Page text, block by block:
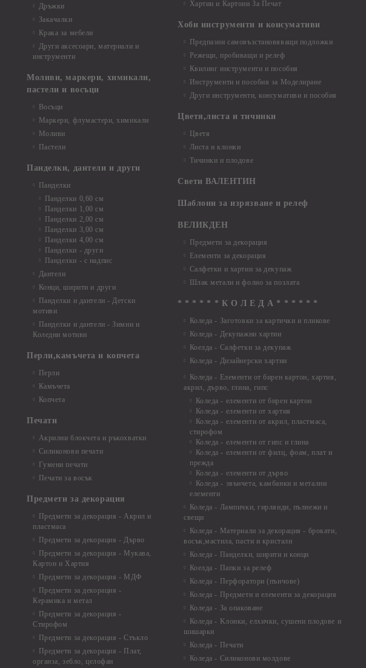
Дръжки
Закачалки
Крака за мебели
Други аксесоари, материали и
инструменти
Моливи, маркери, химикали,
пастели и восъци
Восъци
Маркери, флумастери, химикали
Моливи
Пастели
Панделки, дантели и други
Панделки
Панделки 0,60 см
Панделки 1,00 см
Панделки 2,00 см
Панделки 3,00 см
Панделки 4,00 см
Панделки - други
Панделки - с надпис
Дантели
Конци, ширити и други
Панделки и дантели - Детски
мотиви
Панделки и дантели - Зимни и
Коледни мотиви
Перли,камъчета и копчета
Перли
Камъчета
Копчета
Печати
Акрилни блокчета и ръкохватки
Силиконови печати
Гумени печати
Печати за восък
Предмети за декорация
Предмети за декорация - Акрил и
пластмаса
Предмети за декорация - Дърво
Предмети за декорация - Мукава,
Картон и Хартия
Предмети за декорация - МДФ
Предмети за декорация -
Керамика и метал
Предмети за декорация -
Стирофом
Предмети за декорация - Стъкло
Предмети за декорация - Плат,
органза, зебло, целофан
Хартии и Картони За Печат
Хоби инструменти и консумативи
Предпазни самовъзстановяващи подложки
Режещи, пробиващи и релеф
Квилинг инструменти и пособия
Инструменти и пособия за Моделиране
Други инструменти, консумативи и пособия
Цветя,листа и тичинки
Цветя
Листа и клонки
Тичинки и плодове
Свети ВАЛЕНТИН
Шаблони за изрязване и релеф
ВЕЛИКДЕН
Предмети за декорация
Елементи за декорация
Салфетки и хартии за декупаж
Шлак метали и фолио за позлата
* * * * * * К О Л Е Д А * * * * * *
Коледа - Заготовки за картички и пликове
Коледа - Декупажни хартии
Коелда - Салфетки за декупаж
Коледа - Дизайнерски хартии
Коледа - Eлементи от бирен картон, хартия,
акрил, дърво, глина, гипс
Коледа - елементи от бирен картон
Коледа - елементи от хартия
Коледа - елементи от акрил, пластмаса,
стирофом
Коледа - елементи от гипс и глина
Коледа - елементи от филц, фоам, плат и
прежда
Коледа - елементи от дърво
Коледа - звънчета, камбанки и метални
елементи
Коледа - Лампички, гирлянди, пълнежи и
свещи
Коледа - Материали за декорация - брокати,
восък,мастила, пасти и кристали
Коледа - Панделки, ширити и конци
Коелда - Папки за релеф
Коледа - Перфоратори (пънчове)
Коледа - Предмети и елементи за декорация
Коледа - За опаковане
Коледа - Kлонки, елхички, сушени плодове и
шишарки
Коледа - Печати
Коледа - Силиконови молдове